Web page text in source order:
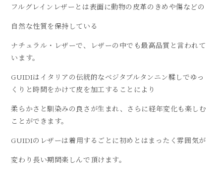
フルグレインレザーとは表面に動物の皮革のきめや傷などの
自然な性質を保持している
ナチュラル・レザーで、レザーの中でも最高品質と言われて
います。
GUIDIはイタリアの伝統的なベジタブルタンニン鞣しでゆっ
くりと時間をかけて皮を加工することにより
柔らかさと馴染みの良さが生まれ、さらに経年変化も楽しむ
ことができます。
GUIDIのレザーは着用するごとに初めとはまったく雰囲気が
変わり長い期間楽しんで頂けます。